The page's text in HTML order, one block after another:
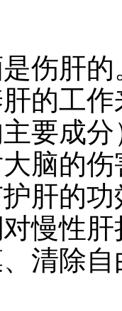
伤肝
的工
要成
脑的
肝的
慢性
清除